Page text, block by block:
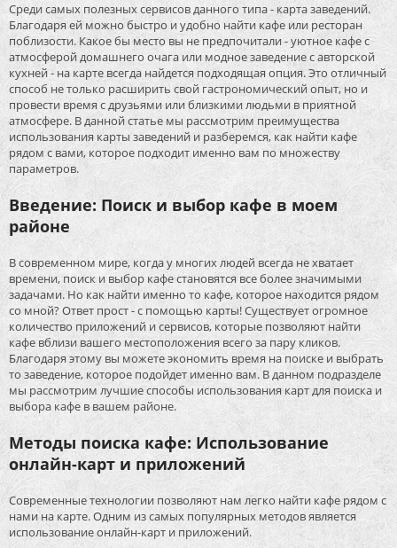
Среди самых полезных сервисов данного типа - карта заведений.
Благодаря ей можно быстро и удобно найти кафе или ресторан
поблизости. Какое бы место вы не предпочитали - уютное кафе с
атмосферой домашнего очага или модное заведение с авторской
кухней - на карте всегда найдется подходящая опция. Это отличный
способ не только расширить свой гастрономический опыт, но и
провести время с друзьями или близкими людьми в приятной
атмосфере. В данной статье мы рассмотрим преимущества
использования карты заведений и разберемся, как найти кафе
рядом с вами, которое подходит именно вам по множеству
параметров.
Введение: Поиск и выбор кафе в моем
районе
В современном мире, когда у многих людей всегда не хватает
времени, поиск и выбор кафе становятся все более значимыми
задачами. Но как найти именно то кафе, которое находится рядом
со мной? Ответ прост - с помощью карты! Существует огромное
количество приложений и сервисов, которые позволяют найти
кафе вблизи вашего местоположения всего за пару кликов.
Благодаря этому вы можете экономить время на поиске и выбрать
то заведение, которое подойдет именно вам. В данном подразделе
мы рассмотрим лучшие способы использования карт для поиска и
выбора кафе в вашем районе.
Методы поиска кафе: Использование
онлайн-карт и приложений
Современные технологии позволяют нам легко найти кафе рядом с
нами на карте. Одним из самых популярных методов является
использование онлайн-карт и приложений.